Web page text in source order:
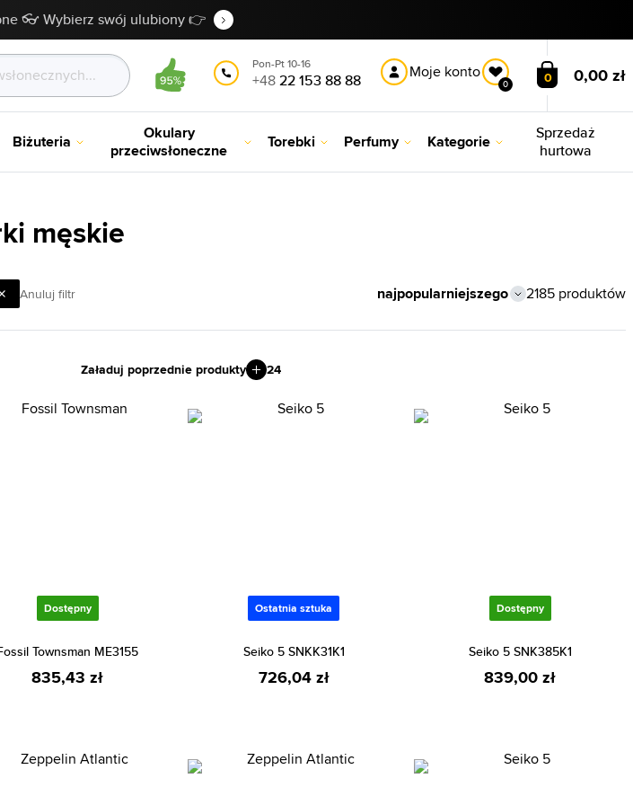
👓 Wybierz swój ulubiony 👉
Pon-Pt 10-16
+4822 153 88 88 Moje konto
0 0 0,00 zł
Biżuteria
Okulary
przeciwsłoneczne
Torebki Perfumy Kategorie
Sprzedaż
hurtowa
męskie
Anuluj filtr 2185 produktów
Załaduj poprzednie produkty 24
Dostępny
Townsman ME3155
835,43 zł
Ostatnia sztuka
Seiko 5 SNKK31K1
726,04 zł
Dostępny
Seiko 5 SNK385K1
839,00 zł